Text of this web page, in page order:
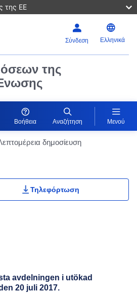
της ΕΕ
Σύνδεση Ελληνικά
της
Βοήθεια Αναζήτηση Μενού
δημοσίευση
Actions Portlet
Τηλεφόρτωση
avdelningen i utökad
20 juli 2017.